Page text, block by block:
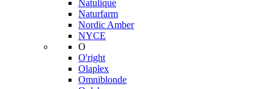
Natulique
Naturfarm
Nordic Amber
NYCE
O
O'right
Olaplex
Omniblonde